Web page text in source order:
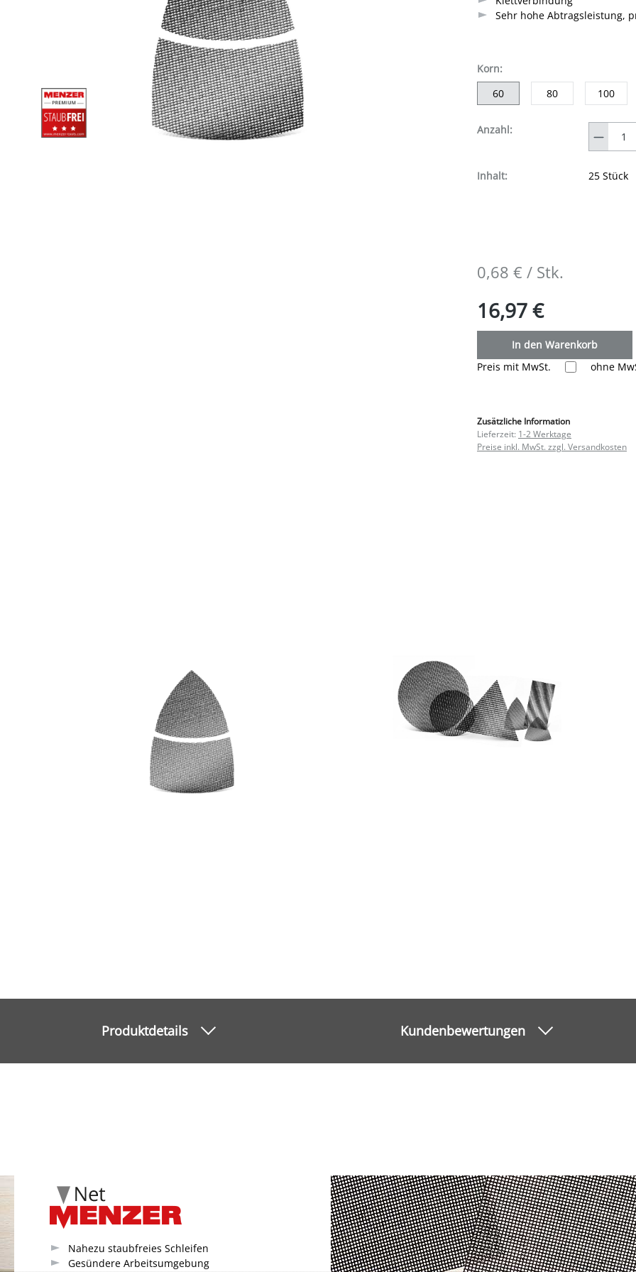
Sehr hohe Abtragsleistung,
Kornauswählen
:
60
80 100
Anzahl:
Inhalt: 25 Stück
0,68 € / Stk.
16,97 €
In den Warenkorb
Preis mit MwSt.
ohne
Zusätzliche Information
Lieferzeit: 1-2 Werktage
Preise inkl. MwSt. zzgl. Versandkosten
Produktdetails Kundenbewertungen
Nahezu staubfreies Schleifen
Gesündere Arbeitsumgebung